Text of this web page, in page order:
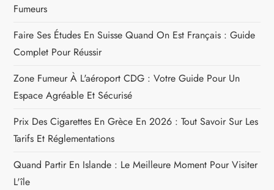
Fumeurs
Faire Ses Études En Suisse Quand On Est Français : Guide
Complet Pour Réussir
Zone Fumeur À L'aéroport CDG : Votre Guide Pour Un
Espace Agréable Et Sécurisé
Prix Des Cigarettes En Grèce En 2026 : Tout Savoir Sur Les
Tarifs Et Réglementations
Quand Partir En Islande : Le Meilleure Moment Pour Visiter
L'île